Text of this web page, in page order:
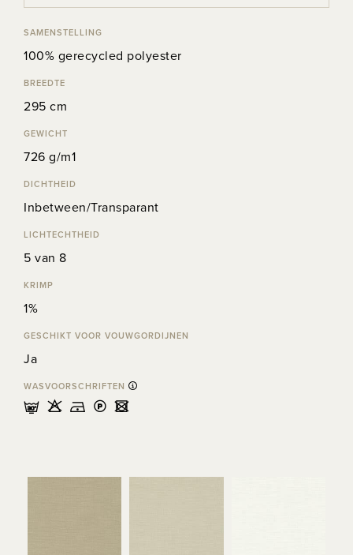
SAMENSTELLING
100% gerecycled polyester
BREEDTE
295 cm
GEWICHT
726 g/m1
DICHTHEID
Inbetween/Transparant
LICHTECHTHEID
5 van 8
KRIMP
1%
GESCHIKT VOOR VOUWGORDIJNEN
Ja
WASVOORSCHRIFTEN
mHDLU